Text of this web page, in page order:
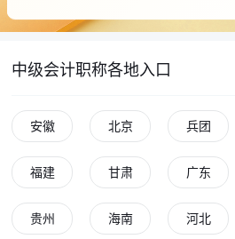
中级会计职称各地入口
安徽 北京 兵团
福建 甘肃 广东
贵州 海南 河北